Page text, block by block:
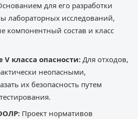
для его разработки
лабораторных исследований,
компонентный состав и класс
класса опасности: Для отходов,
неопасными,
их безопасность путем
Проект нормативов